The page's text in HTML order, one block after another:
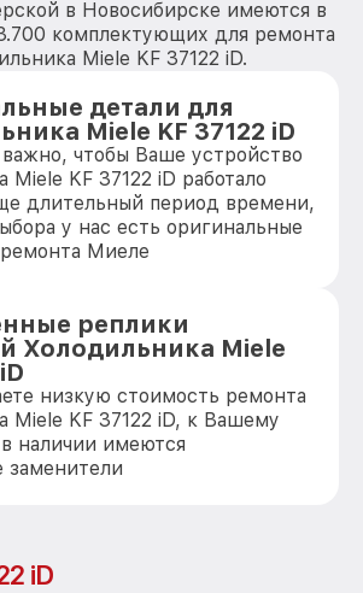
в Новосибирске имеются в
комплектующих для ремонта
Miele KF 37122 iD.
детали для
Miele KF 37122 iD
чтобы Ваше устройство
Miele KF 37122 iD работало
длительный период времени,
у нас есть оригинальные
ремонта Миеле
реплики
Холодильника Miele
низкую стоимость ремонта
Miele KF 37122 iD, к Вашему
наличии имеются
заменители
iD